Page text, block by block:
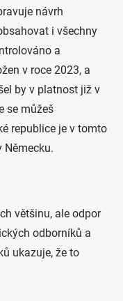
návrh
i všechny
a
v roce 2023, a
by v platnost již v
se můžeš
republice je v tomto
Německu.
většinu, ale odpor
odborníků a
ukazuje, že to